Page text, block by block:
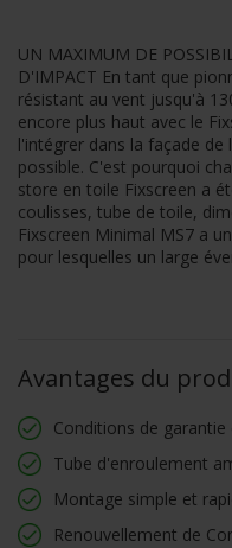
UN MAXIMUM DE
D'IMPACT En tant que
résistant au vent jusqu'à
encore plus haut avec le
l'intégrer dans la façade
possible. C'est pourquoi
store en toile Fixscreen a
coulisses, tube de toile,
Fixscreen Minimal MS7 a
pour lesquelles un large
Avantages du
Conditions de garantie
Tube d'enroulement
Montage simple et
Renouvellement de